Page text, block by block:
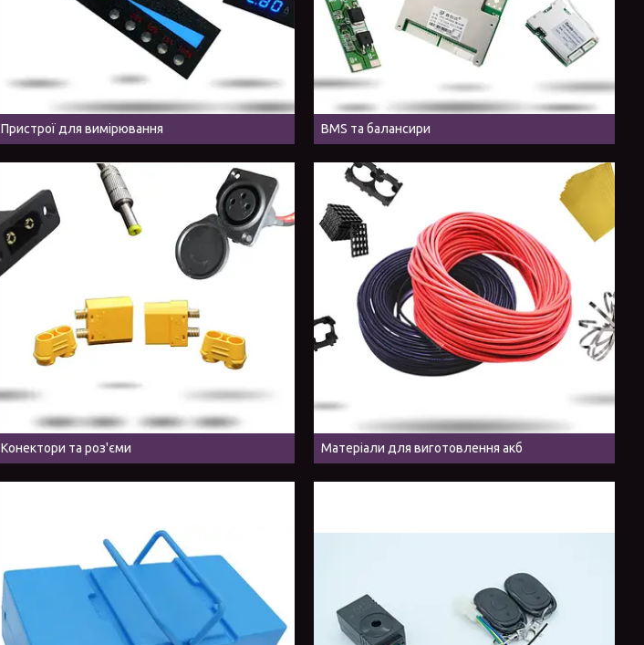
Пристрої для вимірювання BMS та балансири
Конектори та роз'єми Матеріали для виготовлення акб